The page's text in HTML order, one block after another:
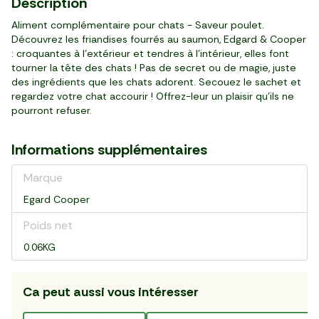
Aliment complémentaire pour chats - Saveur poulet.
Découvrez les friandises fourrés au saumon, Edgard & Cooper
: croquantes à l’extérieur et tendres à l'intérieur, elles font
tourner la tête des chats ! Pas de secret ou de magie, juste
des ingrédients que les chats adorent. Secouez le sachet et
regardez votre chat accourir ! Offrez-leur un plaisir qu'ils ne
pourront refuser.
Informations supplémentaires
Marque
Egard Cooper
Poids net
0.06KG
Ca peut aussi vous intéresser